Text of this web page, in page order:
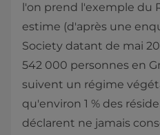
l'on prend l'exemple du
estime (d'après une
Society datant de mai
542 000 personnes en
suivent un régime
qu'environ 1 % des
déclarent ne jamais